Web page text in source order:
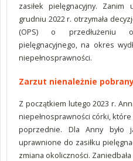
zasiłek pielęgnacyjny.
grudniu 2022 r. otrzymała
(OPS) o przedłużeniu
pielęgnacyjnego, na okres
niepełnosprawności.
Zarzut nienależnie
Z początkiem lutego 2023 r.
niepełnosprawności córki,
poprzednie. Dla Anny
uprawnione do zasiłku
zmiana okoliczności.